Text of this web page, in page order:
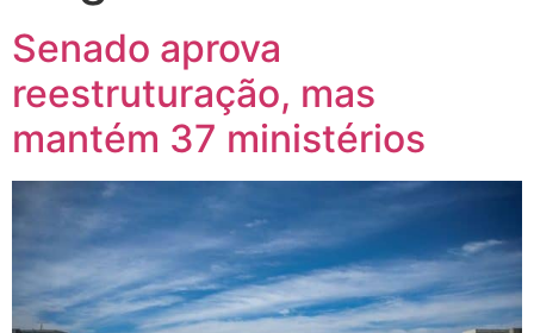
Senado aprova
reestruturação, mas
mantém 37 ministérios